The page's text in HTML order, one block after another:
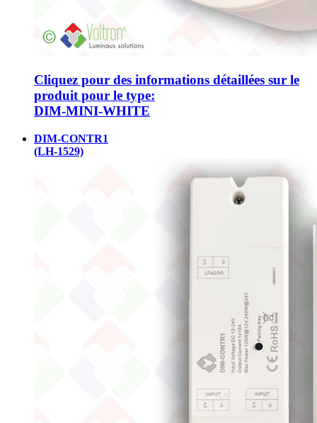
Cliquez pour des informations détaillées sur le
produit pour le type:
DIM-MINI-WHITE
DIM-CONTR1
(LH-1529)